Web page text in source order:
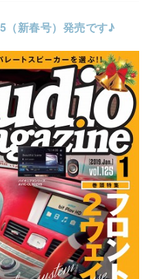
（新春号）発売です♪